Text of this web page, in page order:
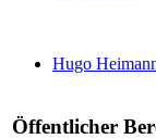
Hugo
Öffentlicher